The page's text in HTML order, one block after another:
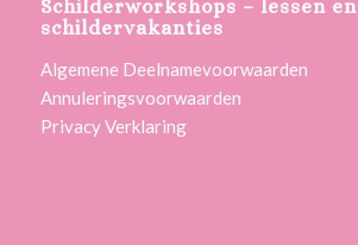
Schilderworkshops – lessen en
schildervakanties
Algemene Deelnamevoorwaarden
Annuleringsvoorwaarden
Privacy Verklaring